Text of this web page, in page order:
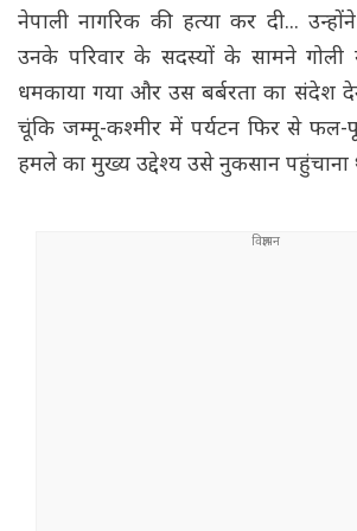
नेपाली नागरिक की हत्या कर दी...
उनके परिवार के सदस्यों के सामने गोली
धमकाया गया और उस बर्बरता का संदेश
चूंकि जम्मू-कश्मीर में पर्यटन फिर से फल-
हमले का मुख्य उद्देश्य उसे नुकसान पहुंचाना